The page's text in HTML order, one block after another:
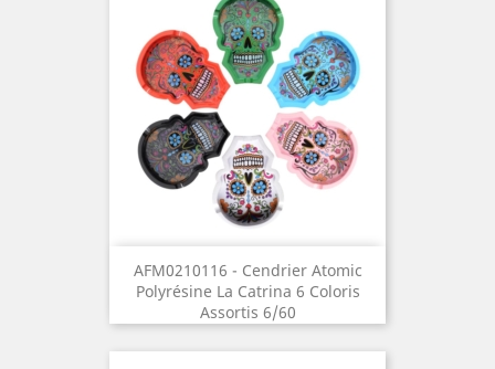
AFM0210116 - Cendrier Atomic
Polyrésine La Catrina 6 Coloris
Assortis 6/60